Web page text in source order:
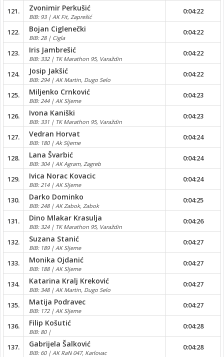
121. Zvonimir Perkušić
BIB: 93 | AK Fit, Zaprešić
0:04:22
122. Bojan Ciglenečki
BIB: 28 | Cigla
0:04:22
123. Iris Jambrešić
BIB: 332 | TK Marathon 95, Varaždin
0:04:22
124. Josip Jakšić
BIB: 294 | AK Martin, Dugo Selo
0:04:22
125. Miljenko Crnković
BIB: 244 | AK Sljeme
0:04:23
126. Ivona Kaniški
BIB: 331 | TK Marathon 95, Varaždin
0:04:23
127. Vedran Horvat
BIB: 180 | Ak Sljeme
0:04:24
128. Lana Švarbić
BIB: 304 | AK Agram, Zagreb
0:04:24
129. Ivica Norac Kovacic
BIB: 214 | AK Sljeme
0:04:24
130. Darko Dominko
BIB: 248 | AK Zabok, Zabok
0:04:25
131. Dino Mlakar Krasulja
BIB: 324 | TK Marathon 95, Varaždin
0:04:26
132. Suzana Stanić
BIB: 189 | AK Sljeme
0:04:27
133. Monika Ojdanić
BIB: 188 | AK Sljeme
0:04:27
134. Katarina Kralj Kreković
BIB: 348 | AK Martin, Dugo Selo
0:04:27
135. Matija Podravec
BIB: 172 | AK Sljeme
0:04:27
136. Filip Košutić
BIB: 80 |
0:04:28
137. Gabrijela Šalković
BIB: 60 | AK RaN 047, Karlovac
0:04:28